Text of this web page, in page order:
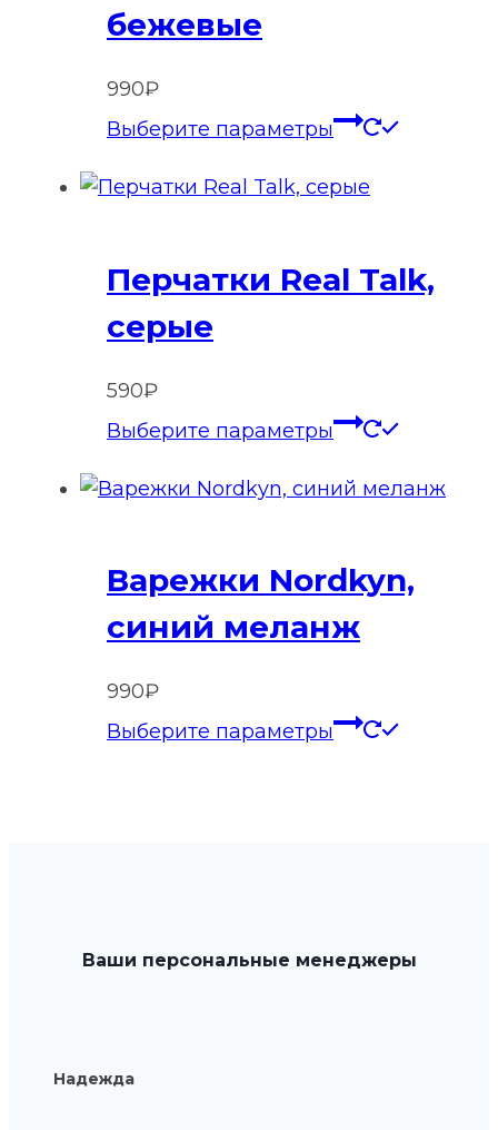
товара.
бежевые
990₽
Выберите параметры
Этот
Опции
товара.
Перчатки Real Talk,
серые
590₽
Выберите параметры
Этот
имеет
Опции
товара.
Варежки Nordkyn,
синий меланж
990₽
Выберите параметры
Этот
на
Ваши персональные менеджеры
Надежда